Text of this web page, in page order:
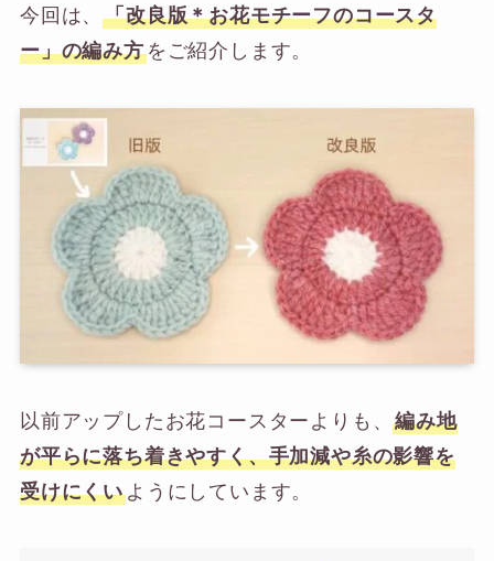
今回は、「改良版＊お花モチーフのコースタ
ー」の編み方をご紹介します。
以前アップしたお花コースターよりも、編み地
が平らに落ち着きやすく、手加減や糸の影響を
受けにくいようにしています。